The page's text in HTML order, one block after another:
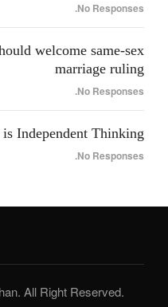
No Responses.
welcome same-sex
marriage ruling
No Responses.
Independent Thinking?
No Responses.
All Right Reserved.